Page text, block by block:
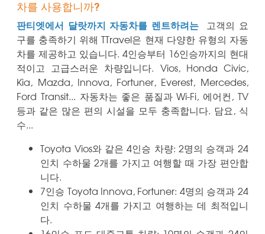
차를 사용합니까?
판티엣에서 달랏까지 자동차를 렌트하려는 고객의 요
구를 충족하기 위해 TTravel은 현재 다양한 유형의 자동
차를 제공하고 있습니다. 4인승부터 16인승까지의 현대
적이고 고급스러운 차량입니다. Vios, Honda Civic,
Kia, Mazda, Innova, Fortuner, Everest, Mercedes,
Ford Transit... 자동차는 좋은 품질과 Wi-Fi, 에어컨, TV
등과 같은 많은 편의 시설을 모두 충족합니다. 담요, 식
수...
Toyota Vios와 같은 4인승 차량: 2명의 승객과 24
인치 수하물 2개를 가지고 여행할 때 가장 편안합
니다.
7인승 Toyota Innova, Fortuner: 4명의 승객과 24
인치 수하물 4개를 가지고 여행하는 데 최적입니
다.